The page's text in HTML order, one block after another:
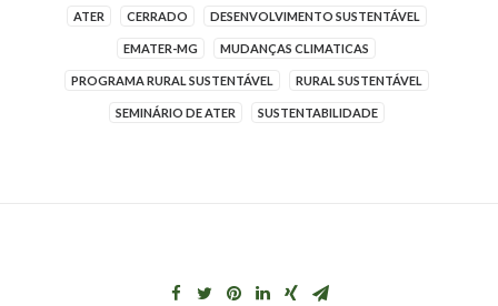
ATER CERRADO DESENVOLVIMENTO SUSTENTÁVEL
EMATER-MG MUDANÇAS CLIMATICAS
PROGRAMA RURAL SUSTENTÁVEL RURAL SUSTENTÁVEL
SEMINÁRIO DE ATER SUSTENTABILIDADE